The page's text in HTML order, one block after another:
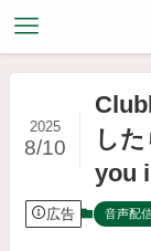
し
you
2025
8/10
広告 音声配